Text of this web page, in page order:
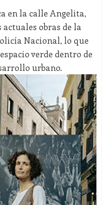
en la calle Angelita,
obras de la
Nacional, lo que
verde dentro de
urbano.